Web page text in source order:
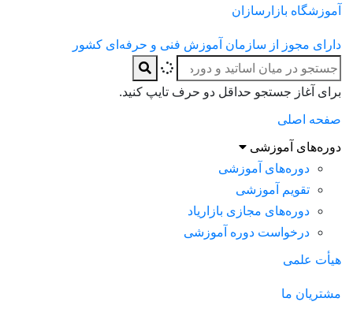
آموزشگاه بازارسازان
دارای مجوز از سازمان آموزش فنی و حرفه‌ای کشور
برای آغاز جستجو حداقل دو حرف تایپ کنید.
صفحه اصلی
دوره‌های آموزشی
دوره‌های آموزشی
تقویم آموزشی
دوره‌های مجازی بازاریاد
درخواست دوره آموزشی
هیأت علمی
مشتریان ما